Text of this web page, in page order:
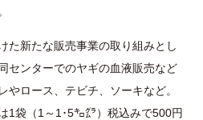
た新たな販売事業の取り組みとし
センターでのヤギの血液販売など
やロース、テビチ、ソーキなど。
1袋（1～1･5㌔㌘）税込みで500円